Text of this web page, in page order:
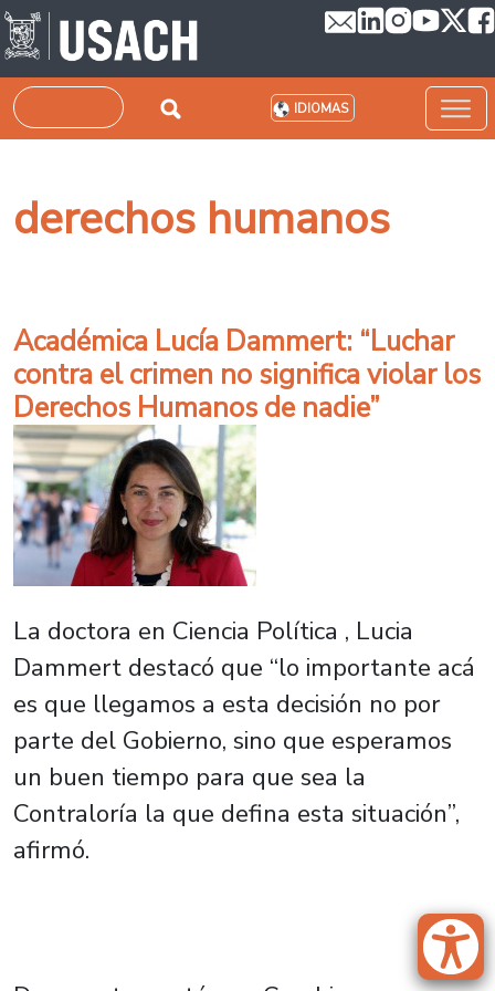
Pasar al contenido principal
Buscar IDIOMAS
derechos humanos
Académica Lucía Dammert: “Luchar
contra el crimen no significa violar los
Derechos Humanos de nadie”
La doctora en Ciencia Política , Lucia
Dammert destacó que “lo importante acá
es que llegamos a esta decisión no por
parte del Gobierno, sino que esperamos
un buen tiempo para que sea la
Contraloría la que defina esta situación”,
afirmó.